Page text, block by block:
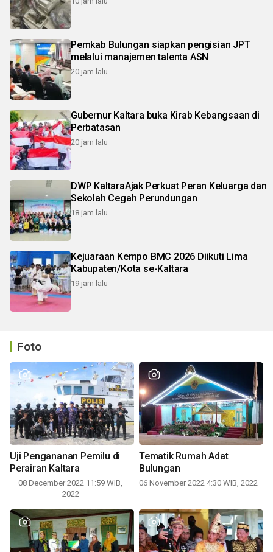
Pemkab Bulungan siapkan pengisian JPT
melalui manajemen talenta ASN
20 jam lalu
Gubernur Kaltara buka Kirab Kebangsaan di
Perbatasan
20 jam lalu
DWP KaltaraAjak Perkuat Peran Keluarga dan
Sekolah Cegah Perundungan
18 jam lalu
Kejuaraan Kempo BMC 2026 Diikuti Lima
Kabupaten/Kota se-Kaltara
19 jam lalu
Foto
Uji Pengananan Pemilu di
Perairan Kaltara
08 December 2022 11:59 WIB,
2022
Tematik Rumah Adat
Bulungan
06 November 2022 4:30 WIB, 2022